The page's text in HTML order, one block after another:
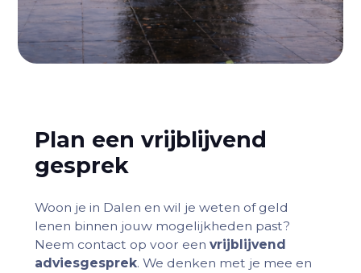
Plan een vrijblijvend
gesprek
Woon je in Dalen en wil je weten of geld
lenen binnen jouw mogelijkheden past?
Neem contact op voor een vrijblijvend
adviesgesprek. We denken met je mee en